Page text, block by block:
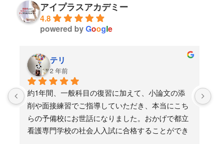
アイプラスアカデミー
4.8
powered byGoogle
テリ
2 年前
約1年間、一般科目の復習に加えて、小論文の添
削や面接練習でご指導していただき、本当にこち
らの予備校にお世話になりました。おかげで都立
看護専門学校の社会人入試に合格することができ